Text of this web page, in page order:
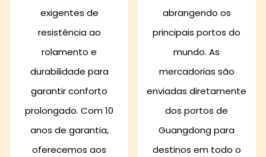
exigentes de
resistência ao
rolamento e
durabilidade para
garantir conforto
prolongado. Com 10
anos de garantia,
oferecemos aos
abrangendo os
principais portos do
mundo. As
mercadorias são
enviadas diretamente
dos portos de
Guangdong para
destinos em todo o